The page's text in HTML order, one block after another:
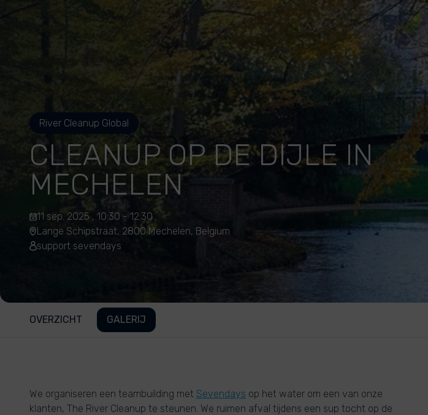
River Cleanup Global
CLEANUP OP DE DIJLE IN
MECHELEN
11 sep. 2025 , 10:30 - 12:30
Lange Schipstraat, 2800 Mechelen, Belgium
support sevendays
OVERZICHT GALERIJ
We organiseren een teambuilding met Sevendays op het water om een van onze
klanten, The River Cleanup te steunen. We ruimen afval tijdens een sup tocht op de